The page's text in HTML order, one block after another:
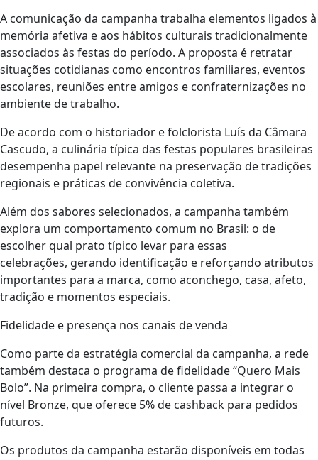
A comunicação da campanha trabalha elementos ligados à
memória afetiva e aos hábitos culturais tradicionalmente
associados às festas do período. A proposta é retratar
situações cotidianas como encontros familiares, eventos
escolares, reuniões entre amigos e confraternizações no
ambiente de trabalho.
De acordo com o historiador e folclorista Luís da Câmara
Cascudo, a culinária típica das festas populares brasileiras
desempenha papel relevante na preservação de tradições
regionais e práticas de convivência coletiva.
Além dos sabores selecionados, a campanha também
explora um comportamento comum no Brasil: o de
escolher qual prato típico levar para essas
celebrações, gerando identificação e reforçando atributos
importantes para a marca, como aconchego, casa, afeto,
tradição e momentos especiais.
Fidelidade e presença nos canais de venda
Como parte da estratégia comercial da campanha, a rede
também destaca o programa de fidelidade “Quero Mais
Bolo”. Na primeira compra, o cliente passa a integrar o
nível Bronze, que oferece 5% de cashback para pedidos
futuros.
Os produtos da campanha estarão disponíveis em todas